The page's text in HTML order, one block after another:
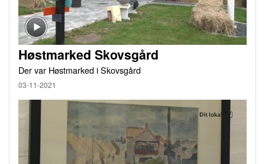
Høstmarked Skovsgård
Der var Høstmarked i Skovsgård
03-11-2021